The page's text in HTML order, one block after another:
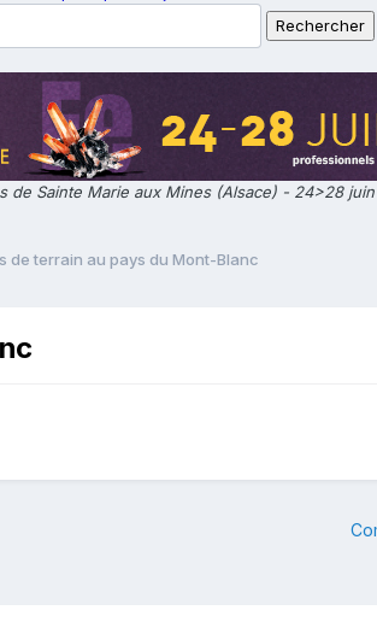
de Sainte Marie aux Mines (Alsace) - 24>28
de terrain au pays du Mont-Blanc